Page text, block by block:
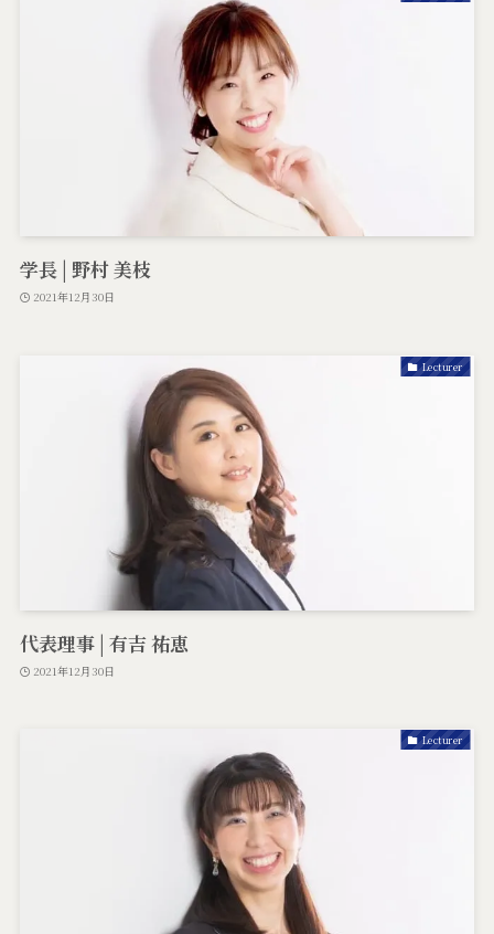
学長 | 野村 美枝
2021年12月30日
Lecturer
代表理事 | 有吉 祐恵
2021年12月30日
Lecturer